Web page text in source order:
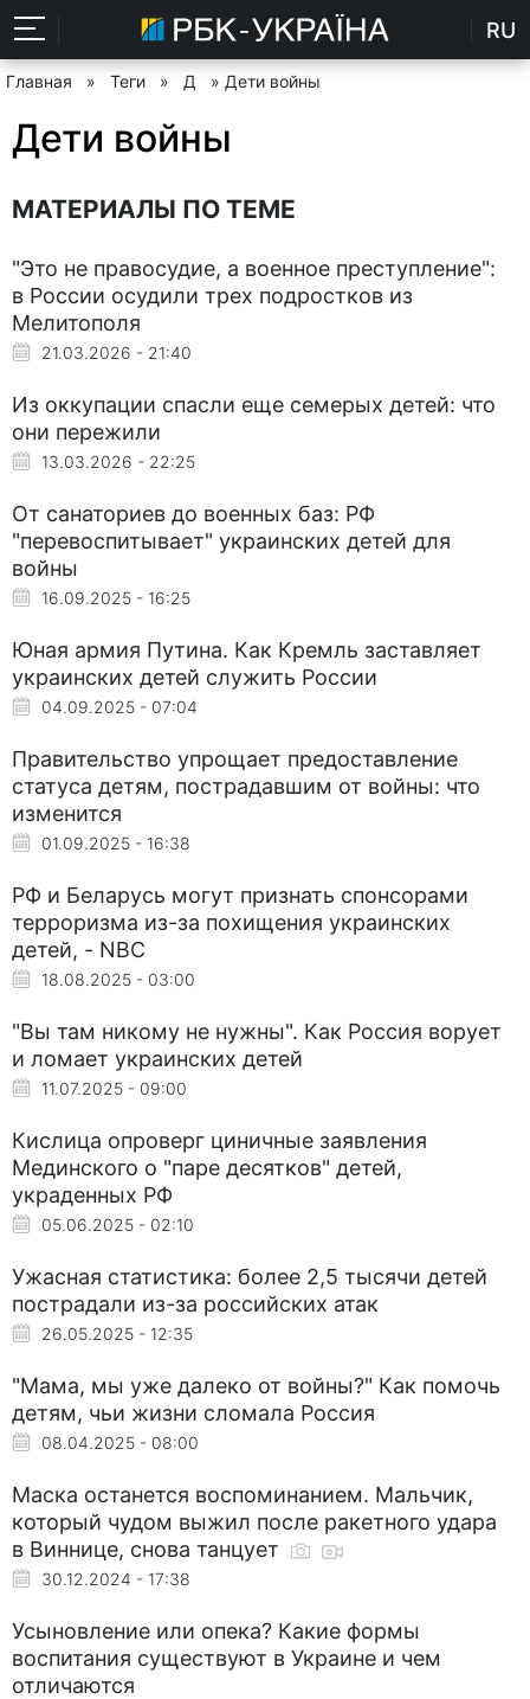
RU
Главная » Теги » Д » Дети войны
Дети войны
МАТЕРИАЛЫ ПО ТЕМЕ
"Это не правосудие, а военное преступление":
в России осудили трех подростков из
Мелитополя
21.03.2026 - 21:40
Из оккупации спасли еще семерых детей: что
они пережили
13.03.2026 - 22:25
От санаториев до военных баз: РФ
"перевоспитывает" украинских детей для
войны
16.09.2025 - 16:25
Юная армия Путина. Как Кремль заставляет
украинских детей служить России
04.09.2025 - 07:04
Правительство упрощает предоставление
статуса детям, пострадавшим от войны: что
изменится
01.09.2025 - 16:38
РФ и Беларусь могут признать спонсорами
терроризма из-за похищения украинских
детей, - NBC
18.08.2025 - 03:00
"Вы там никому не нужны". Как Россия ворует
и ломает украинских детей
11.07.2025 - 09:00
Кислица опроверг циничные заявления
Мединского о "паре десятков" детей,
украденных РФ
05.06.2025 - 02:10
Ужасная статистика: более 2,5 тысячи детей
пострадали из-за российских атак
26.05.2025 - 12:35
"Мама, мы уже далеко от войны?" Как помочь
детям, чьи жизни сломала Россия
08.04.2025 - 08:00
Маска останется воспоминанием. Мальчик,
который чудом выжил после ракетного удара
в Виннице, снова танцует
30.12.2024 - 17:38
Усыновление или опека? Какие формы
воспитания существуют в Украине и чем
отличаются